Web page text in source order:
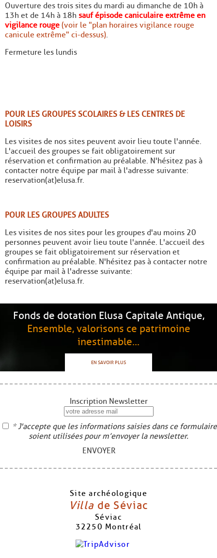
Ouverture des trois sites du mardi au dimanche de 10h à
13h et de 14h à 18h sauf épisode caniculaire extrême en
vigilance rouge (voir le "plan horaires vigilance rouge
canicule extrême" ci-dessus).
Fermeture les lundis
POUR LES GROUPES SCOLAIRES & LES CENTRES DE
LOISIRS
Les visites de nos sites peuvent avoir lieu toute l'année.
L'accueil des groupes se fait obligatoirement sur
réservation et confirmation au préalable. N'hésitez pas à
contacter notre équipe par mail à l'adresse suivante:
reservation(at)elusa.fr.
POUR LES GROUPES ADULTES
Les visites de nos sites pour les groupes d'au moins 20
personnes peuvent avoir lieu toute l'année. L'accueil des
groupes se fait obligatoirement sur réservation et
confirmation au préalable. N'hésitez pas à contacter notre
équipe par mail à l'adresse suivante:
reservation(at)elusa.fr.
Fonds de dotation Elusa Capitale Antique,
Ensemble, valorisons ce patrimoine
inestimable...
EN SAVOIR PLUS
Inscription Newsletter
* J'accepte que les informations saisies dans ce formulaire
soient utilisées pour m’envoyer la newsletter.
ENVOYER
Site archéologique
Villa de Séviac
Séviac
32250 Montréal